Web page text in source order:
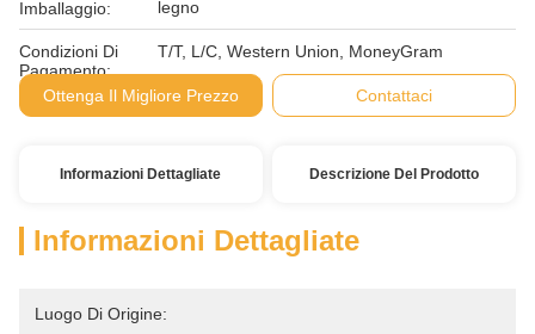
Imballaggio:
legno
Condizioni Di
Pagamento:
T/T, L/C, Western Union, MoneyGram
Ottenga Il Migliore Prezzo Contattaci
Informazioni Dettagliate Descrizione Del Prodotto
Informazioni Dettagliate
Luogo Di Origine: